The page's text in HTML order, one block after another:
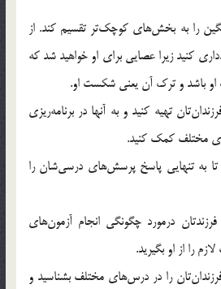
را به بخش‌هاي کوچک‌تر تقسيم کند. از
کنيد زيرا عصايي براي او خواهيد شد که
او باشد و ترک آن يعني شکست او.
تهيه کنيد و به آنها در برنامه‌ريزي
مختلف کمک کنيد.
تا به تنهايي پاسخ پرسش‌هاي درسي‌شان را
درمورد چگونگي انجام آزمون‌‌هاي
را از او بگيريد.
را در درس‌هاي مختلف بشناسيد و